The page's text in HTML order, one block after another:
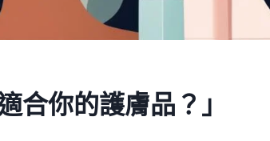
合你的護膚品？」